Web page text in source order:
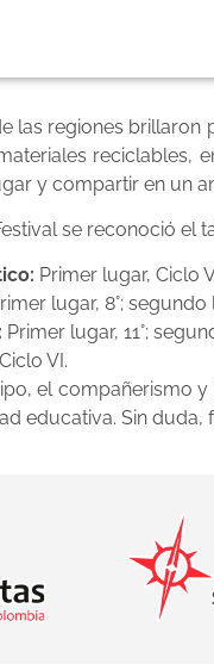
las regiones
reciclables,
y compartir en un
se reconoció el
Primer lugar, Ciclo
lugar, 8°; segundo
Primer lugar, 11°;
Ciclo VI.
el compañerismo
educativa. Sin duda,